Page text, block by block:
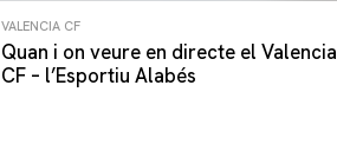
VALENCIA CF
Quan i on veure en directe el Valencia
CF – l’Esportiu Alabés